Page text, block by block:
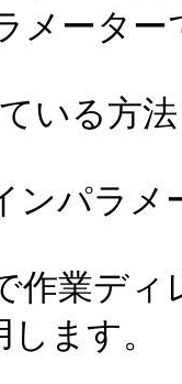
メータ
いる方法
ンパラメ
作業デ
ます。